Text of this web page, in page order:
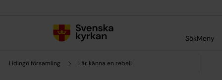
SökMeny
Lidingö församling Lär känna en rebell